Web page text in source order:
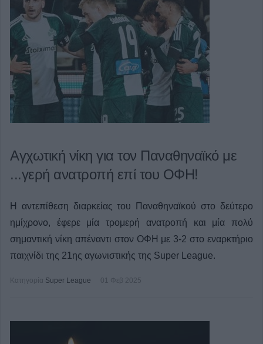
Αγχωτική νίκη για τον Παναθηναϊκό με
...γερή ανατροπή επί του ΟΦΗ!
Η αντεπίθεση διαρκείας του Παναθηναϊκού στο δεύτερο
ημίχρονο, έφερε μία τρομερή ανατροπή και μία πολύ
σημαντική νίκη απέναντι στον ΟΦΗ με 3-2 στο εναρκτήριο
παιχνίδι της 21ης αγωνιστικής της Super League.
Κατηγορία Super League 01 Φεβ 2025